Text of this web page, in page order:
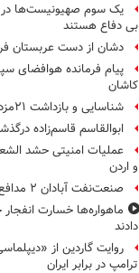
یک‌ سوم صهیونیست‌ها در
بی دفاع هستند
دشان از دست عربستان
پیام فرمانده هوافضای
کاشان
شناسایی و بازداشت ۲۱مزدور موساد در کرمان
ابوالقاسم قاسم‌زاده
عملیات امنیتی حشد
و اردن
صنعت‌نفت آبادان ۲ مدافع جدید جذب کرد
ماهواره‌ها خسارت
دادند
روایت گاردین از
ترامپ در برابر ایران